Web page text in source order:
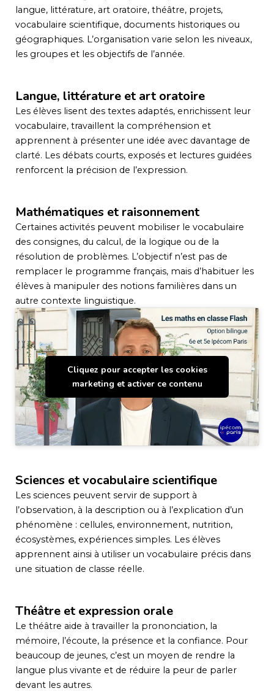
langue, littérature, art oratoire, théâtre, projets,
vocabulaire scientifique, documents historiques ou
géographiques. L’organisation varie selon les niveaux,
les groupes et les objectifs de l’année.
Langue, littérature et art oratoire
Les élèves lisent des textes adaptés, enrichissent leur
vocabulaire, travaillent la compréhension et
apprennent à présenter une idée avec davantage de
clarté. Les débats courts, exposés et lectures guidées
renforcent la précision de l’expression.
Mathématiques et raisonnement
Certaines activités peuvent mobiliser le vocabulaire
des consignes, du calcul, de la logique ou de la
résolution de problèmes. L’objectif n’est pas de
remplacer le programme français, mais d’habituer les
élèves à manipuler des notions familières dans un
autre contexte linguistique.
Cliquez pour accepter les cookies
marketing et activer ce contenu
Sciences et vocabulaire scientifique
Les sciences peuvent servir de support à
l’observation, à la description ou à l’explication d’un
phénomène : cellules, environnement, nutrition,
écosystèmes, expériences simples. Les élèves
apprennent ainsi à utiliser un vocabulaire précis dans
une situation de classe réelle.
Théâtre et expression orale
Le théâtre aide à travailler la prononciation, la
mémoire, l’écoute, la présence et la confiance. Pour
beaucoup de jeunes, c’est un moyen de rendre la
langue plus vivante et de réduire la peur de parler
devant les autres.